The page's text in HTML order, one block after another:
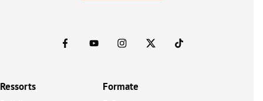
Ressorts Formate